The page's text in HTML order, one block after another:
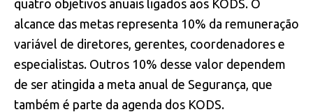
quatro objetivos anuais ligados aos KODS. O
alcance das metas representa 10% da remuneração
variável de diretores, gerentes, coordenadores e
especialistas. Outros 10% desse valor dependem
de ser atingida a meta anual de Segurança, que
também é parte da agenda dos KODS.